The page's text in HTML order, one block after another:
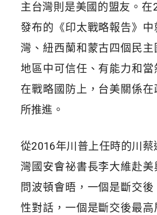
主台灣則是美國的盟友。在
發布的《印太戰略報告》
灣、紐西蘭和蒙古四個民
地區中可信任、有能力和
在戰略國防上，台美關係
所推進。
從2016年川普上任時的川
灣國安會祕書長李大維赴
問波頓會晤，一個是斷交
性對話，一個是斷交後最